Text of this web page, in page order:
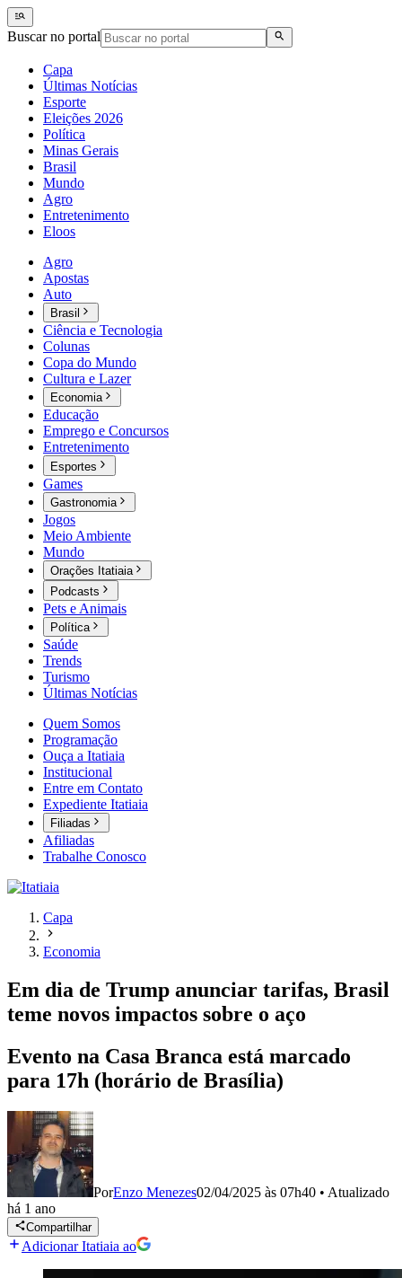
Buscar no portal
Capa
Últimas Notícias
Esporte
Eleições 2026
Política
Minas Gerais
Brasil
Mundo
Agro
Entretenimento
Eloos
Agro
Apostas
Auto
Brasil
Ciência e Tecnologia
Colunas
Copa do Mundo
Cultura e Lazer
Economia
Educação
Emprego e Concursos
Entretenimento
Esportes
Games
Gastronomia
Jogos
Meio Ambiente
Mundo
Orações Itatiaia
Podcasts
Pets e Animais
Política
Saúde
Trends
Turismo
Últimas Notícias
Quem Somos
Programação
Ouça a Itatiaia
Institucional
Entre em Contato
Expediente Itatiaia
Filiadas
Afiliadas
Trabalhe Conosco
Capa
Economia
Em dia de Trump anunciar tarifas, Brasil
teme novos impactos sobre o aço
Evento na Casa Branca está marcado
para 17h (horário de Brasília)
PorEnzo Menezes02/04/2025 às 07h40 • Atualizado
há 1 ano
Compartilhar
Adicionar Itatiaia ao